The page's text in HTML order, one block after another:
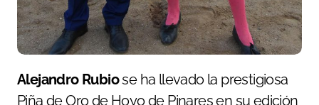
Alejandro Rubiose ha llevado la prestigiosa
Piña de Oro de Hoyo de Pinares en su edición